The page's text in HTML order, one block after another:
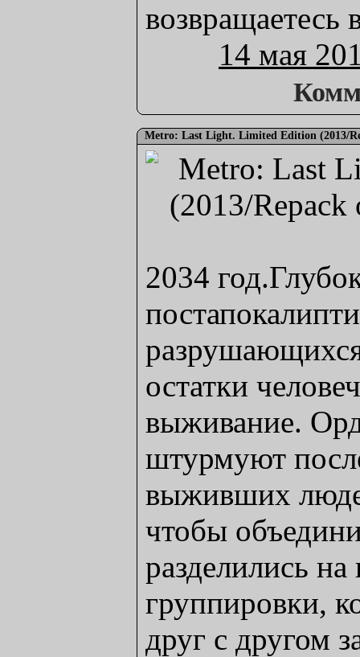
14 мая
Metro: Last Light. Limited Edition (2013/
2034
остатки
выживание.
штурмуют
выживших
чтобы
разделились
группировки,
друг с другом